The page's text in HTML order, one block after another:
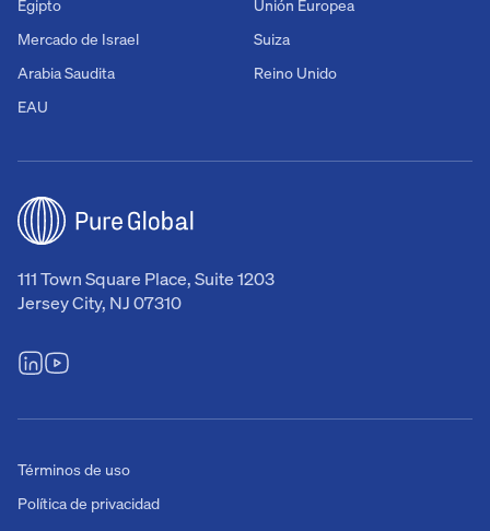
111 Town Square Place, Suite 1203
Jersey City, NJ 07310
Unión Europea
Suiza
Reino Unido
Egipto
Mercado de Israel
Arabia Saudita
EAU
Términos de uso
Política de privacidad